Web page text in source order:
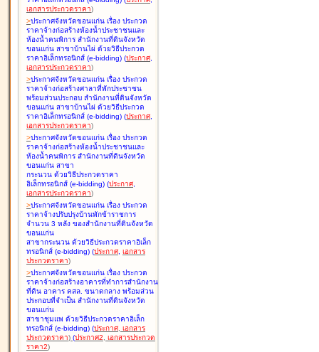
เอกสารประกวดราคา)
>ประกาศจังหวัดขอนแก่น เรื่อง ประกวด
ราคาจ้างก่อสร้างห้องน้ำประชาชนและ
ห้องน้ำคนพิการ สำนักงานที่ดินจังหวัด
ขอนแก่น สาขาบ้านไผ่ ด้วยวิธีประกวด
ราคาอิเล็กทรอนิกส์ (e-bidding) (ประกาศ,
เอกสารประกวดราคา)
>ประกาศจังหวัดขอนแก่น เรื่อง ประกวด
ราคาจ้างก่อสร้างศาลาที่พักประชาชน
พร้อมส่วนประกอบ สำนักงานที่ดินจังหวัด
ขอนแก่น สาขาบ้านไผ่ ด้วยวิธีประกวด
ราคาอิเล็กทรอนิกส์ (e-bidding) (ประกาศ,
เอกสารประกวดราคา)
>ประกาศจังหวัดขอนแก่น เรื่อง ประกวด
ราคาจ้างก่อสร้างห้องน้ำประชาชนและ
ห้องน้ำคนพิการ สำนักงานที่ดินจังหวัด
ขอนแก่น สาขา
กระนวน ด้วยวิธีประกวดราคา
อิเล็กทรอนิกส์ (e-bidding) (ประกาศ,
เอกสารประกวดราคา)
>ประกาศจังหวัดขอนแก่น เรื่อง ประกวด
ราคาจ้างปรับปรุงบ้านพักข้าราชการ
จำนวน 3 หลัง ของสำนักงานที่ดินจังหวัด
ขอนแก่น
สาขากระนวน ด้วยวิธีประกวดราคาอิเล็ก
ทรอนิกส์ (e-bidding) (ประกาศ, เอกสาร
ประกวดราคา)
>ประกาศจังหวัดขอนแก่น เรื่อง ประกวด
ราคาจ้างก่อสร้างอาคารที่ทำการสำนักงาน
ที่ดิน อาคาร คสล. ขนาดกลาง พร้อมส่วน
ประกอบที่จำเป็น สำนักงานที่ดินจังหวัด
ขอนแก่น
สาขาชุมแพ ด้วยวิธีประกวดราคาอิเล็ก
ทรอนิกส์ (e-bidding) (ประกาศ, เอกสาร
ประกวดราคา) (ประกาศ2, เอกสารประกวด
ราคา2)